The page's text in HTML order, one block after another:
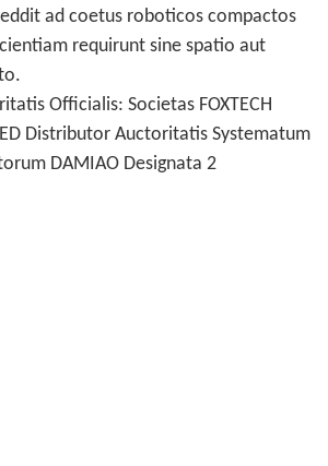
ad coetus roboticos compactos
requirunt sine spatio aut